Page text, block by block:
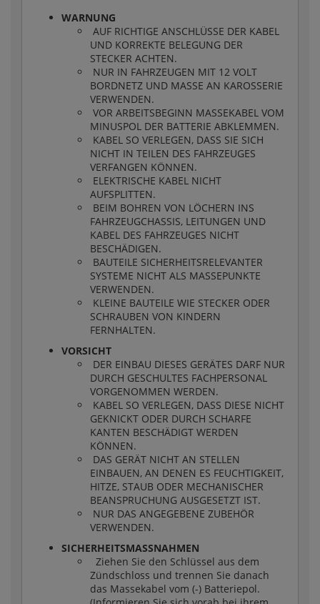
WARNUNG
AUF RICHTIGE ANSCHLÜSSE DER KABEL
UND KORREKTE BELEGUNG DER
STECKER ACHTEN.
NUR IN FAHRZEUGEN MIT 12 VOLT
BORDNETZ UND MASSE AN KAROSSERIE
VERWENDEN.
VOR ARBEITSBEGINN MASSEKABEL VOM
MINUSPOL DER BATTERIE ABKLEMMEN.
KABEL SO VERLEGEN, DASS SIE SICH
NICHT IN TEILEN DES FAHRZEUGES
VERFANGEN KÖNNEN.
ELEKTRISCHE KABEL NICHT
AUFSPLITTEN.
BEIM BOHREN VON LÖCHERN INS
FAHRZEUGCHASSIS, LEITUNGEN UND
KABEL DES FAHRZEUGES NICHT
BESCHÄDIGEN.
BAUTEILE SICHERHEITSRELEVANTER
SYSTEME NICHT ALS MASSEPUNKTE
VERWENDEN.
KLEINE BAUTEILE WIE STECKER ODER
SCHRAUBEN VON KINDERN
FERNHALTEN.
VORSICHT
DER EINBAU DIESES GERÄTES DARF NUR
DURCH GESCHULTES FACHPERSONAL
VORGENOMMEN WERDEN.
KABEL SO VERLEGEN, DASS DIESE NICHT
GEKNICKT ODER DURCH SCHARFE
KANTEN BESCHÄDIGT WERDEN
KÖNNEN.
DAS GERÄT NICHT AN STELLEN
EINBAUEN, AN DENEN ES FEUCHTIGKEIT,
HITZE, STAUB ODER MECHANISCHER
BEANSPRUCHUNG AUSGESETZT IST.
NUR DAS ANGEGEBENE ZUBEHÖR
VERWENDEN.
SICHERHEITSMASSNAHMEN
Ziehen Sie den Schlüssel aus dem
Zündschloss und trennen Sie danach
das Massekabel vom (-) Batteriepol.